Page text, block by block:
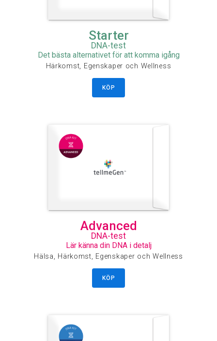
Starter
DNA-test
Det bästa alternativet för att komma igång
Härkomst, Egenskaper och Wellness
KÖP
Advanced
DNA-test
Lär känna din DNA i detalj
Hälsa, Härkomst, Egenskaper och Wellness
KÖP